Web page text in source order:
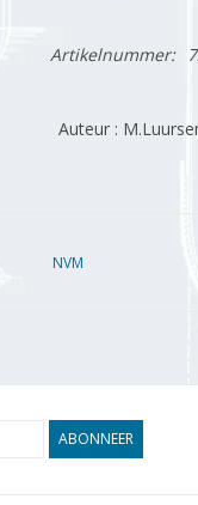
Artikelnummer:
Auteur :
NVM
ABONNEER